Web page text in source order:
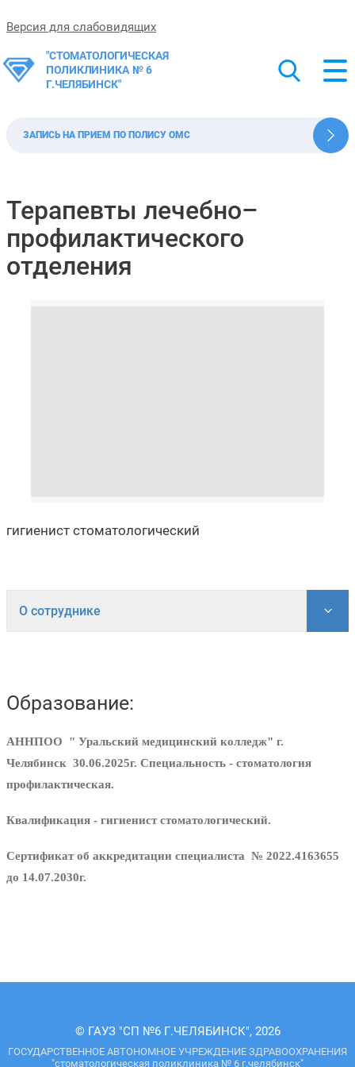
Версия для слабовидящих
"СТОМАТОЛОГИЧЕСКАЯ
ПОЛИКЛИНИКА № 6
Г.ЧЕЛЯБИНСК"
ЗАПИСЬ НА ПРИЕМ ПО ПОЛИСУ ОМС
Терапевты лечебно–
профилактического
отделения
гигиенист стоматологический
О сотруднике
Образование:
АННПОО " Уральский медицинский колледж" г.
Челябинск 30.06.2025г. Специальность - стоматология
профилактическая.
Квалификация - гигиенист стоматологический.
Сертификат об аккредитации специалиста № 2022.4163655
до 14.07.2030г.
© ГАУЗ "СП №6 Г.ЧЕЛЯБИНСК", 2026
ГОСУДАРСТВЕННОЕ АВТОНОМНОЕ УЧРЕЖДЕНИЕ ЗДРАВООХРАНЕНИЯ
"стоматологическая поликлиника № 6 г.челябинск"